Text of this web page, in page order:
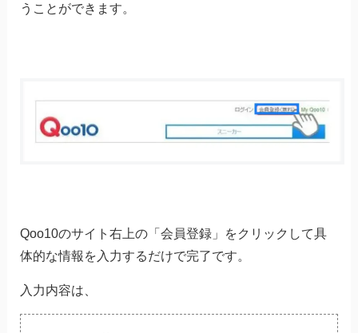
うことができます。
Qoo10のサイト右上の「会員登録」をクリックして具
体的な情報を入力するだけで完了です。
入力内容は、